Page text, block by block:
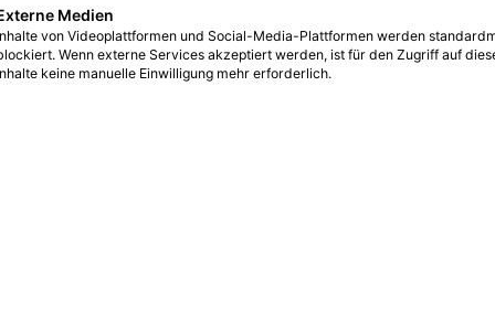
Medien
von Videoplattformen und Social-Media-Plattformen werden
Wenn externe Services akzeptiert werden, ist für den Zugriff auf
keine manuelle Einwilligung mehr erforderlich.